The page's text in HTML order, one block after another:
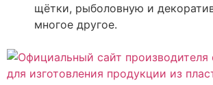
щётки, рыболовную и
многое другое.